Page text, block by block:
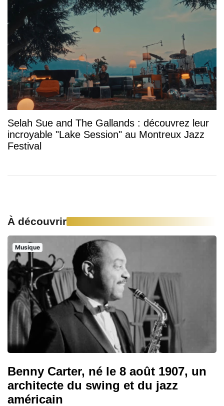
Selah Sue and The Gallands : découvrez leur
incroyable "Lake Session" au Montreux Jazz
Festival
À découvrir
Musique
Benny Carter, né le 8 août 1907, un
architecte du swing et du jazz
américain